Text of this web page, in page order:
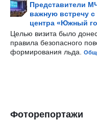
Представители
важную встречу с
центра «Южный
Целью визита было
правила безопасного
формирования льда.
Фоторепортажи